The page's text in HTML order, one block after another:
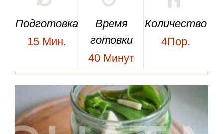
Подготовка
15 Мин.
Время
готовки
40 Минут
Количество
4Пор.